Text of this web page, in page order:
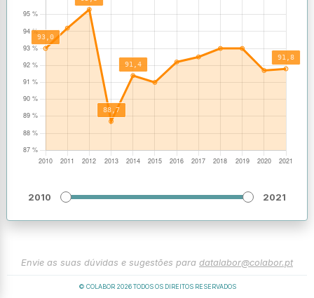
2010 2021
Envie as suas dúvidas e sugestões para datalabor@colabor.pt
© COLABOR 2026TODOS OS DIREITOS RESERVADOS